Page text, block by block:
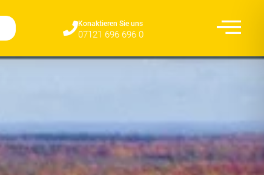
Konaktieren Sie uns​
07121 696 696 0